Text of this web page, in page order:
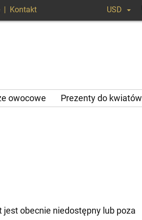
| Kontakt USD
owocowe Prezenty do kwiatów
jest obecnie niedostępny lub poza